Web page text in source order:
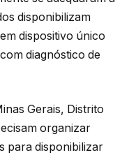
disponibilizam
dispositivo único
diagnóstico de
Gerais, Distrito
organizar
para disponibilizar